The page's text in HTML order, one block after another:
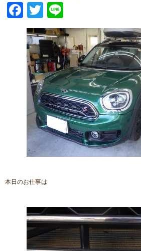
Facebook
Twitter
本日のお仕事は